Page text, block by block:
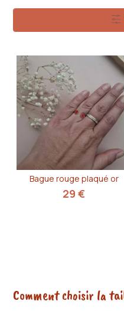
Filtres
Bague rouge plaqué or
29€
Comment choisir la